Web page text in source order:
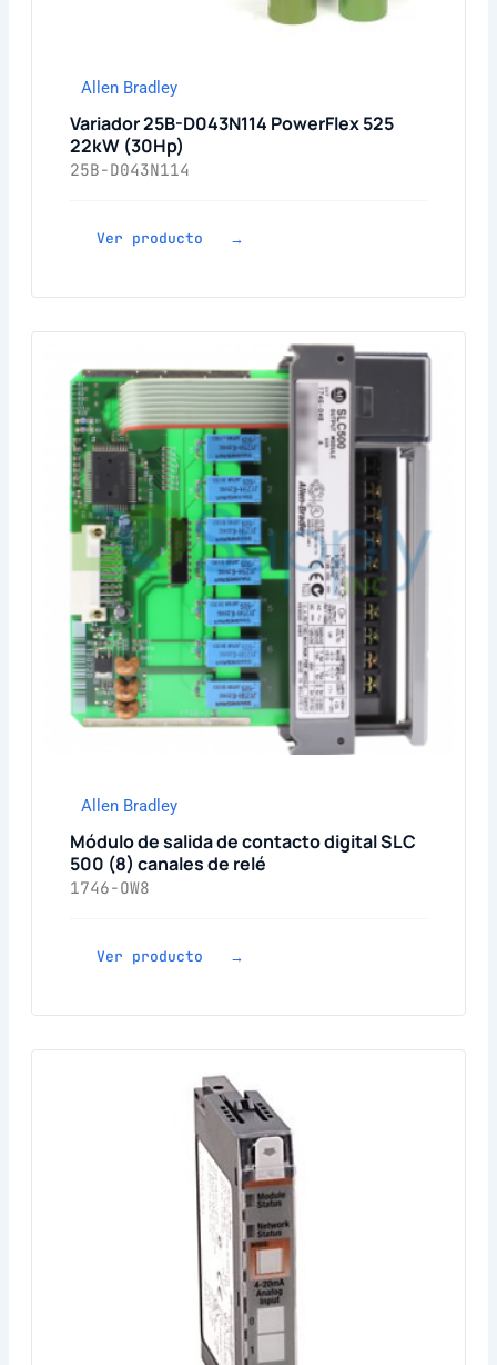
Allen Bradley
Variador 25B-D043N114 PowerFlex 525
22kW (30Hp)
25B-D043N114
Ver producto →
Allen Bradley
Módulo de salida de contacto digital SLC
500 (8) canales de relé
1746-OW8
Ver producto →